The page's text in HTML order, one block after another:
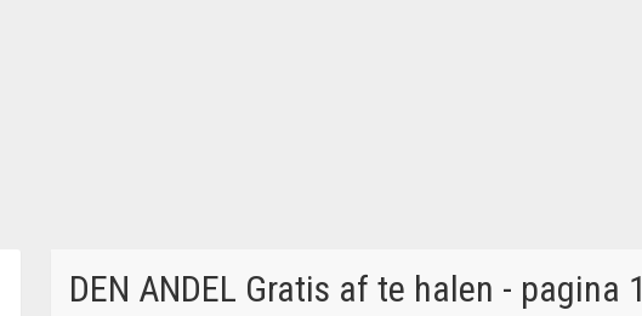
DEN ANDEL Gratis af te halen - pagina 1